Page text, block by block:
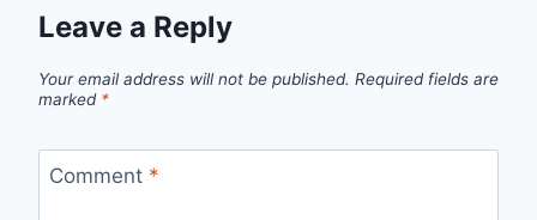
Leave a Reply
Your email address will not be published. Required fields are
marked *
Comment *